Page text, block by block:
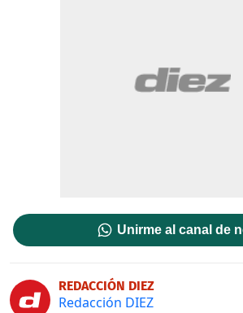
Unirme al canal de
REDACCIÓN DIEZ
Redacción DIEZ